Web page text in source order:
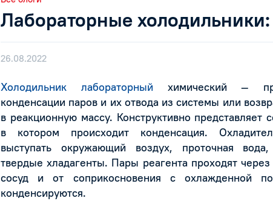
Лабораторные
26.08.2022
Холодильник лабораторныйхимический —
конденсации паров и их отвода из системы или
в реакционную массу. Конструктивно представляет
в котором происходит конденсация.
выступать окружающий воздух, проточная
твердые хладагенты. Пары реагента проходят через
сосуд и от соприкосновения с охлажденной
конденсируются.